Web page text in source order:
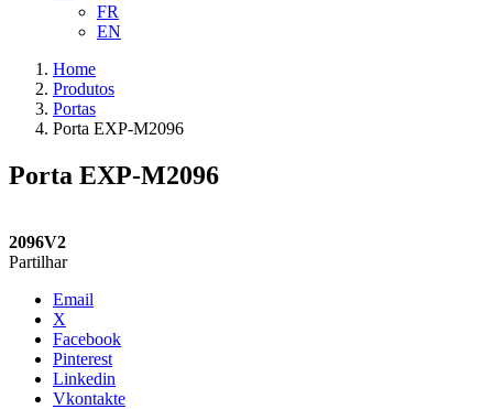
FR
EN
Home
Produtos
Portas
Porta EXP-M2096
Porta EXP-M2096
2096V2
Partilhar
Email
X
Facebook
Pinterest
Linkedin
Vkontakte